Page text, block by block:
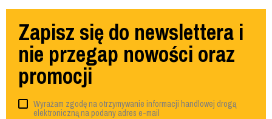
Zapisz się do newslettera i
nie przegap nowości oraz
promocji
Wyrażam zgodę na otrzymywanie informacji handlowej drogą
elektroniczną na podany adres e-mail